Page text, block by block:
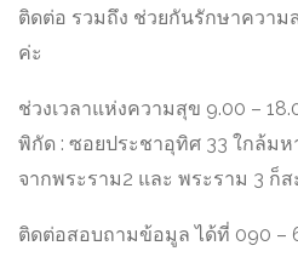
ติดต่อ รวมถึง ช่วยกันรักษาควา
ค่ะ
ช่วงเวลาแห่งความสุข 9.00 –
พิกัด : ซอยประชาอุทิศ 33 ใกล้ม
จากพระราม2 และ พระราม 3 ก็ส
ติดต่อสอบถามข้อมูล ได้ที่ 090 –